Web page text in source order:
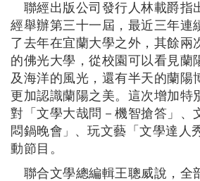
聯經出版公司發行人林載爵指
經舉辦第三十一屆，最近三年連
了去年在宜蘭大學之外，其餘兩
的佛光大學，從校園可以看見蘭
及海洋的風光，還有半天的蘭陽
更加認識蘭陽之美。這次增加特
對「文學大哉問－機智搶答」、
悶鍋晚會 」
、玩文藝「文學達人
動節目。
聯合文學總編輯王聰威說，全